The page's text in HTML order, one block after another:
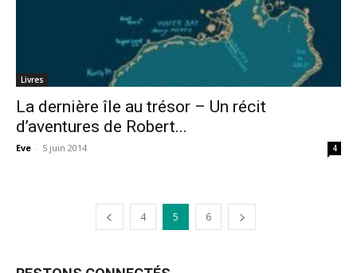
Livres
La dernière île au trésor – Un récit
d’aventures de Robert...
Eve - 5 juin 2014 4
4 5 6